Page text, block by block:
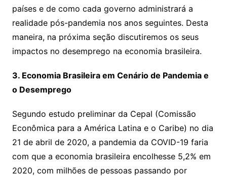
países e de como cada governo administrará a
realidade pós-pandemia nos anos seguintes. Desta
maneira, na próxima seção discutiremos os seus
impactos no desemprego na economia brasileira.
3. Economia Brasileira em Cenário de Pandemia e
o Desemprego
Segundo estudo preliminar da Cepal (Comissão
Econômica para a América Latina e o Caribe) no dia
21 de abril de 2020, a pandemia da COVID-19 faria
com que a economia brasileira encolhesse 5,2% em
2020, com milhões de pessoas passando por